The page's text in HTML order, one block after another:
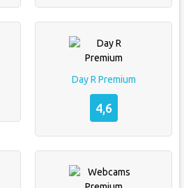
Day R Premium
4,6